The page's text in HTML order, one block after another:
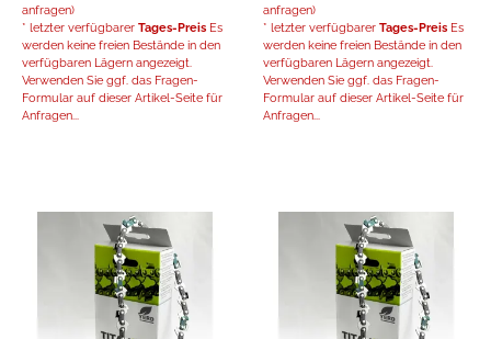
anfragen)
* letzter verfügbarer Tages-Preis Es
werden keine freien Bestände in den
verfügbaren Lägern angezeigt.
Verwenden Sie ggf. das Fragen-
Formular auf dieser Artikel-Seite für
Anfragen...
anfragen)
* letzter verfügbarer Tages-Preis Es
werden keine freien Bestände in den
verfügbaren Lägern angezeigt.
Verwenden Sie ggf. das Fragen-
Formular auf dieser Artikel-Seite für
Anfragen...